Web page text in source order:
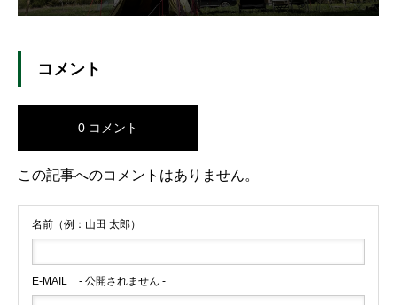
コメント
0 コメント
この記事へのコメントはありません。
名前（例：山田 太郎）
E-MAIL - 公開されません -